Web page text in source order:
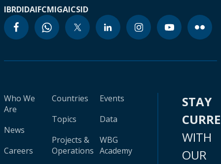
IBRDIDAIFCMIGAICSID
Who We
Are
News
Careers
Countries
Topics
Projects &
Operations
Events
Data
WBG
Academy
STAY
WITH
OUR